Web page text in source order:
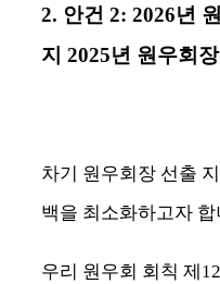
2. 안건 2: 2026년
지 2025년 원우회
차기 원우회장 선출
백을 최소화하고자
우리 원우회 회칙 제 12